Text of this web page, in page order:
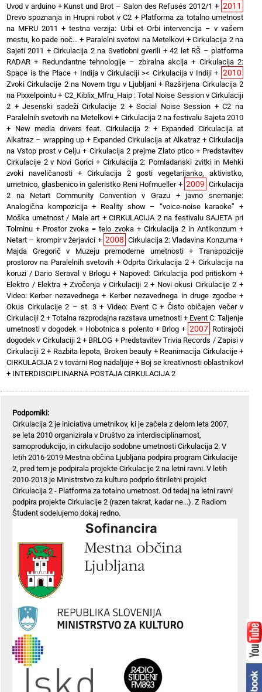
Uvod v arduino+ Kunst und Brot – Salon des Refusés 2012/1 + 2011
Drevo spoznanja in Hrupni robot v C2 + Platforma za totalno umetnost
na MFRU 2011 +testna verzija: Urbi et Orbi intervencija – v vašem
mestu, ko pade noč… + Paralelni svetovi na Metelkovi + Cirkulacija 2 na
Sajeti 2011 +Cirkulacija 2 na Svetlobni gverili +42 let RŠ – platforma
RADAR + Redundantne tehnologije – zbiralna akcija + Cirkulacija 2:
Space is the Place+ Indija v Cirkulaciji >< Cirkulacija v Indiji+ 2010
Zvoki Cirkulacije 2 na Novem trgu v Ljubljani+ Razširjena Cirkulacija 2
na Pixxelpointu + C2_Kiblix_Mfru_Haip : Total Noise Session v Cirkulaciji
2 +Jesenski sadeži Cirkulacije 2+Social Noise Session +C2 na
Paralelnih svetovih na Metelkovi+ Cirkulacija 2 na festivalu Sajeta 2010
+ New media drivers feat. Cirkulacija 2 + Expanded Cirkulacija at
Alkatraz – wrapping up + Expanded Cirkulacija at Alkatraz + Cirkulacija
na Vstop prost v Celju + Cirkulacija 2 prejme Zlato ptico+ Predstavitev
Cirkulacije 2 v Novi Gorici+ Cirkulacija 2: Pomladanski zvitki in Mehki
zvoki naveličanosti + Cirkulacija 2 gosti vegetarijanko, aktivistko,
umetnico, glasbenico in galeristko Reni Hofmueller+ 2009 Cirkulacija
2 na Netart Community Convention v Grazu + javno snemanje:
Analogična kompozicija+ Reality show – “voice-noise karaoke” +
Moška umetnost / Male art +CIRKULACIJA 2 na festivalu SAJETA pri
Tolminu + Prostor zvoka = telo zvoka+ Cirkulacija 2 in Antikonzum+
Netart – krompir v žerjavici + 2008 Cirkulacija 2: Vladavina Konzuma+
Majda Gregorič v Muzeju premoderne umetnosti+Transpozicije
prostorov na Paralelnih svetovih +Odprta Cirkulacija 2+ Cirkulacija na
koruzi / Dario Seraval v Brlogu+ Napoved: Cirkulacija pod pritiskom +
Elektro / Elektra +Zvočenja v Cirkulaciji 2+ Novi okusi Cirkulacije 2 +
Video: Kerber nezavednega+ Kerber nezavednega in druge zgodbe+
Okus Cirkulacije 2 – st. 3+ Video: Event C+ Čisto običajen večer v
Cirkulaciji 2 + Totalna razprodajna razstava umetnosti + Event C: Taljenje
umetnosti v dogodek + Hobotnica s polento+ Brlog+ 2007 Rotirajoči
dogodek v Cirkulaciji 2+ BRLOG + Predstavitev Trivia Records / Zapisi v
Cirkulaciji 2+ Razbita lepota, Broken beauty + Reanimacija Cirkulacije+
CIRKULACIJA 2 v tovarni Rog nadaljuje + Boj se kreativnosti oblastnikov!
+ INTERDISCIPLINARNA POSTAJA CIRKULACIJA 2
Podporniki:
Cirkulacija 2 je iniciativa umetnikov, ki je začela z delom leta 2007,
se leta 2010 organizirala v Društvo za interdisciplinarnost,
samoprodukcijo, in cirkulacijo sodobne umetnosti Cirkulacija 2. V
letih 2016-2019 Mestna občina Ljubljana podpira program Cirkulacije
2, pred tem je podpirala projekte Cirkulacije 2 na letni ravni. V letih
2010-2013 je Ministrstvo za kulturo podprlo štiriletni projekt
Cirkulacija 2 - Platforma za totalno umetnost. Od tedaj na letni ravni
podpira projekte Cirkulacije 2 (razen takrat, kadar ne...). Z Radiom
Študent sodelujemo dokaj redno.